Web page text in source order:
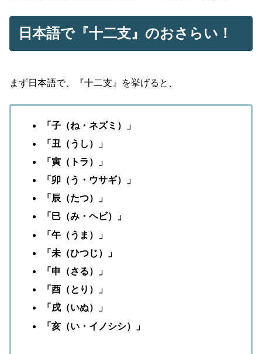
日本語で『十二支』のおさらい！
まず日本語で、『十二支』を挙げると、
「子（ね・ネズミ）」
「丑（うし）」
「寅（トラ）」
「卯（う・ウサギ）」
「辰（たつ）」
「巳（み・ヘビ）」
「午（うま）」
「未（ひつじ）」
「申（さる）」
「酉（とり）」
「戌（いぬ）」
「亥（い・イノシシ）」